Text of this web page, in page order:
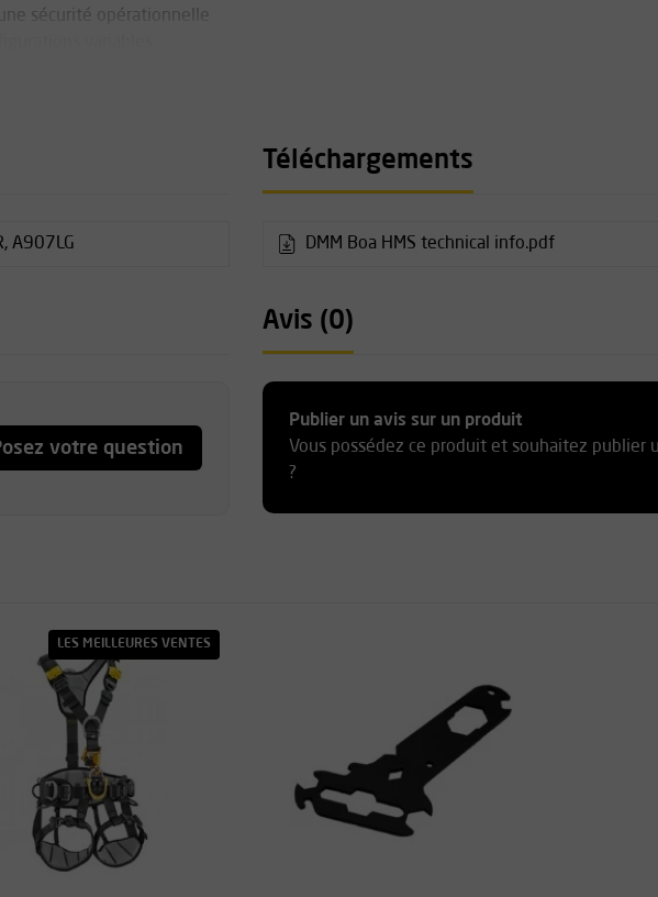
sécurité opérationnelle
kN
verrouillage Locksafe à
industriel
A907LG
Téléchargements
DMM Boa HMS technical info.pdf
votre question
Avis (0)
Publier un avis sur un produit
Vous possédez ce produit et souhaitez publier
?
LES MEILLEURES VENTES